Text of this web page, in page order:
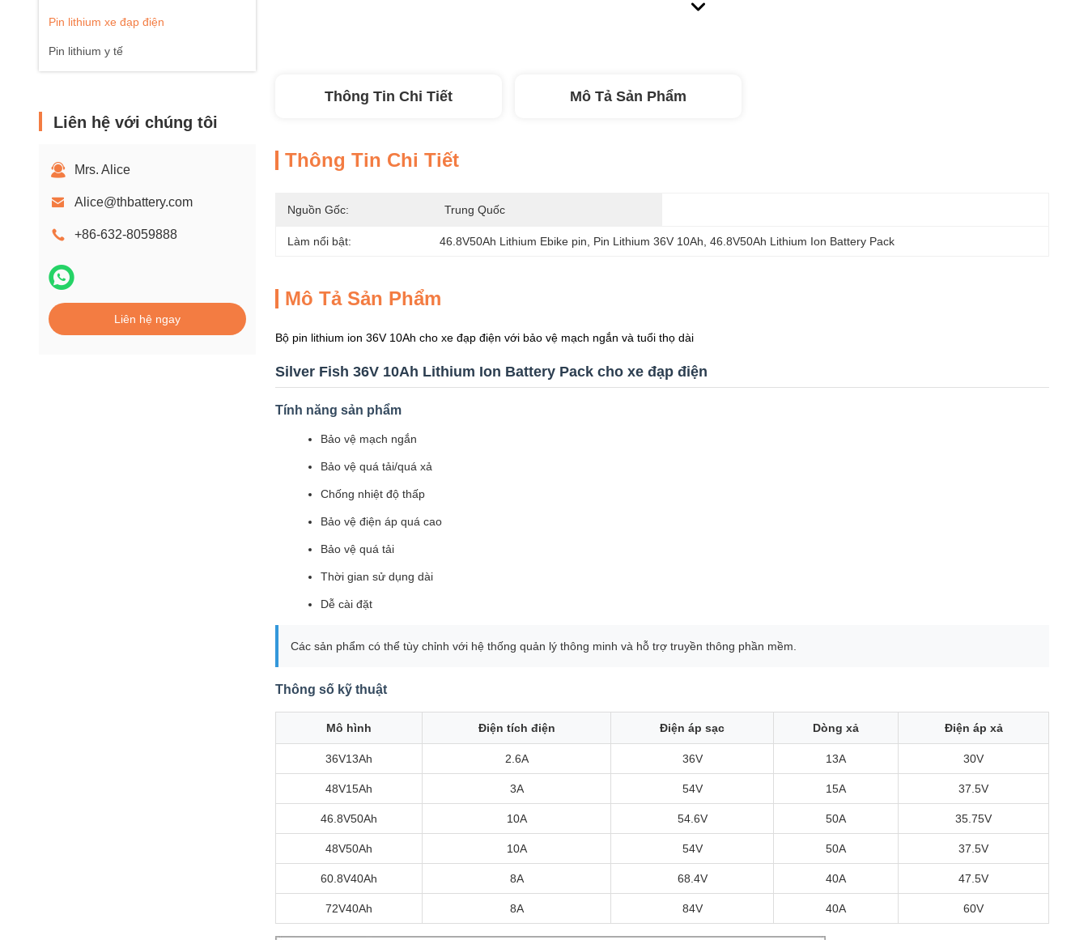
Pin lithium xe đạp điện
Pin lithium y tế
Liên hệ với chúng tôi
Mrs. Alice
Alice@thbattery.com
+86-632-8059888
Liên hệ ngay
Thông Tin Chi Tiết Mô Tả Sản Phẩm
Thông Tin Chi Tiết
Nguồn Gốc: Trung Quốc
Làm nổi bật: 46.8V50Ah Lithium Ebike pin Pin Lithium 36V 10Ah , 46.8V50Ah Lithium Ion Battery Pack
Mô Tả Sản Phẩm
Bộ pin lithium ion 36V 10Ah cho xe đạp điện với bảo vệ mạch ngắn và tuổi thọ dài
Silver Fish 36V 10Ah Lithium Ion Battery Pack cho xe đạp điện
Tính năng sản phẩm
Bảo vệ mạch ngắn
Bảo vệ quá tải/quá xả
Chống nhiệt độ thấp
Bảo vệ điện áp quá cao
Bảo vệ quá tải
Thời gian sử dụng dài
Dễ cài đặt
Các sản phẩm có thể tùy chỉnh với hệ thống quản lý thông minh và hỗ trợ truyền thông phần mềm.
Thông số kỹ thuật
Mô hình Điện tích điện Điện áp sạc Dòng xả Điện áp xả
36V13Ah 2.6A 36V 13A 30V
48V15Ah 3A 54V 15A 37.5V
46.8V50Ah 10A 54.6V 50A 35.75V
48V50Ah 10A 54V 50A 37.5V
60.8V40Ah 8A 68.4V 40A 47.5V
72V40Ah 8A 84V 40A 60V